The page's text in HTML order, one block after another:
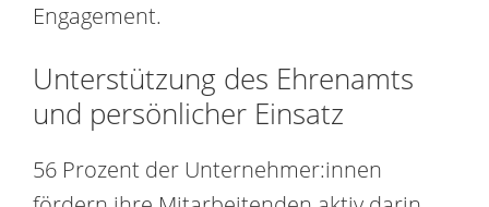
Engagement.
Unterstützung des Ehrenamts
und persönlicher Einsatz
56 Prozent der Unternehmer:innen